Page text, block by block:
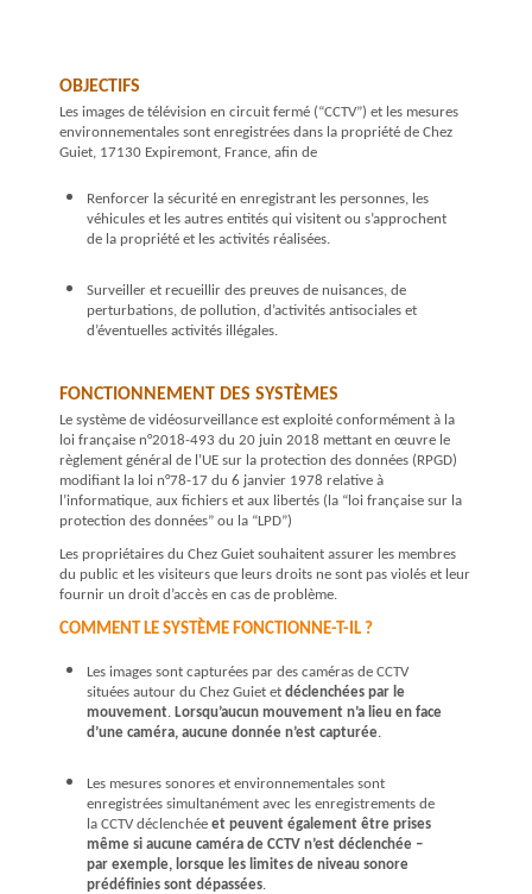
OBJECTIFS
Les images de télévision en circuit fermé (“CCTV”) et les mesures
environnementales sont enregistrées dans la propriété de Chez
Guiet, 17130 Expiremont, France, afin de
Renforcer la sécurité en enregistrant les personnes, les
véhicules et les autres entités qui visitent ou s’approchent
de la propriété et les activités réalisées.
Surveiller et recueillir des preuves de nuisances, de
perturbations, de pollution, d’activités antisociales et
d’éventuelles activités illégales.
FONCTIONNEMENT DES SYSTÈMES
Le système de vidéosurveillance est exploité conformément à la
loi française n°2018-493 du 20 juin 2018 mettant en œuvre le
règlement général de l’UE sur la protection des données (RPGD)
modifiant la loi n°78-17 du 6 janvier 1978 relative à
l’informatique, aux fichiers et aux libertés (la “loi française sur la
protection des données” ou la “LPD”)
Les propriétaires du Chez Guiet souhaitent assurer les membres
du public et les visiteurs que leurs droits ne sont pas violés et leur
fournir un droit d’accès en cas de problème.
COMMENT LE SYSTÈME FONCTIONNE-T-IL ?
Les images sont capturées par des caméras de CCTV
situées autour du Chez Guiet et déclenchées par le
mouvement. Lorsqu’aucun mouvement n’a lieu en face
d’une caméra, aucune donnée n’est capturée.
Les mesures sonores et environnementales sont
enregistrées simultanément avec les enregistrements de
la CCTV déclenchée et peuvent également être prises
même si aucune caméra de CCTV n’est déclenchée –
par exemple, lorsque les limites de niveau sonore
prédéfinies sont dépassées.